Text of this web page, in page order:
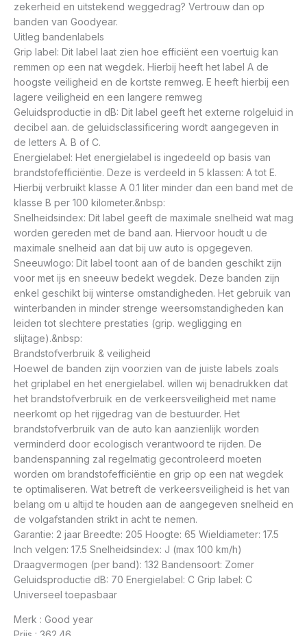
zekerheid en uitstekend weggedrag? Vertrouw dan op
banden van Goodyear.
Uitleg bandenlabels
Grip label: Dit label laat zien hoe efficiënt een voertuig kan
remmen op een nat wegdek. Hierbij heeft het label A de
hoogste veiligheid en de kortste remweg. E heeft hierbij een
lagere veiligheid en een langere remweg
Geluidsproductie in dB: Dit label geeft het externe rolgeluid in
decibel aan. de geluidsclassificering wordt aangegeven in
de letters A. B of C.
Energielabel: Het energielabel is ingedeeld op basis van
brandstofefficiëntie. Deze is verdeeld in 5 klassen: A tot E.
Hierbij verbruikt klasse A 0.1 liter minder dan een band met de
klasse B per 100 kilometer.&nbsp:
Snelheidsindex: Dit label geeft de maximale snelheid wat mag
worden gereden met de band aan. Hiervoor houdt u de
maximale snelheid aan dat bij uw auto is opgegeven.
Sneeuwlogo: Dit label toont aan of de banden geschikt zijn
voor met ijs en sneeuw bedekt wegdek. Deze banden zijn
enkel geschikt bij winterse omstandigheden. Het gebruik van
winterbanden in minder strenge weersomstandigheden kan
leiden tot slechtere prestaties (grip. wegligging en
slijtage).&nbsp:
Brandstofverbruik & veiligheid
Hoewel de banden zijn voorzien van de juiste labels zoals
het griplabel en het energielabel. willen wij benadrukken dat
het brandstofverbruik en de verkeersveiligheid met name
neerkomt op het rijgedrag van de bestuurder. Het
brandstofverbruik van de auto kan aanzienlijk worden
verminderd door ecologisch verantwoord te rijden. De
bandenspanning zal regelmatig gecontroleerd moeten
worden om brandstofefficiëntie en grip op een nat wegdek
te optimaliseren. Wat betreft de verkeersveiligheid is het van
belang om u altijd te houden aan de aangegeven snelheid en
de volgafstanden strikt in acht te nemen.
Garantie: 2 jaar Breedte: 205 Hoogte: 65 Wieldiameter: 17.5
Inch velgen: 17.5 Snelheidsindex: J (max 100 km/h)
Draagvermogen (per band): 132 Bandensoort: Zomer
Geluidsproductie dB: 70 Energielabel: C Grip label: C
Universeel toepasbaar
Merk : Good year